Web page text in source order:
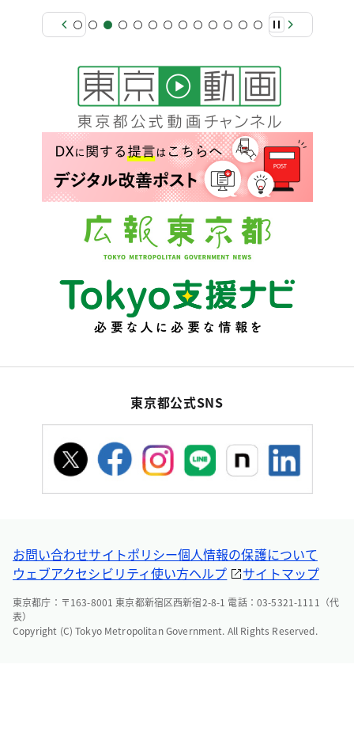
東京都公式SNS
お問い合わせサイトポリシー個人情報の保護について
ウェブアクセシビリティ使い方ヘルプ サイトマップ
東京都庁：〒163-8001 東京都新宿区西新宿2-8-1 電話：03-5321-1111（代
表）
Copyright (C) Tokyo Metropolitan Government. All Rights Reserved.